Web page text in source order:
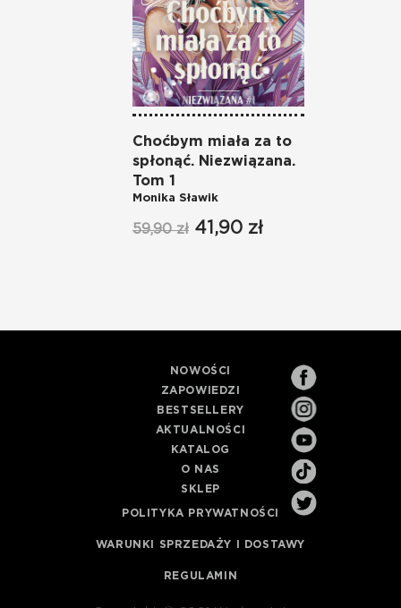
Choćbym miała za to
spłonąć. Niezwiązana.
Tom 1
Monika Sławik
59,90 zł 41,90 zł
NOWOŚCI
ZAPOWIEDZI
BESTSELLERY
AKTUALNOŚCI
KATALOG
O NAS
SKLEP
POLITYKA PRYWATNOŚCI
WARUNKI SPRZEDAŻY I DOSTAWY
REGULAMIN